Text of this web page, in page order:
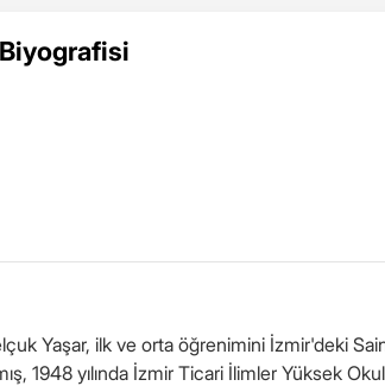
Yaşar, ilk ve orta öğrenimini İzmir'deki
1948 yılında İzmir Ticari İlimler Yüksek